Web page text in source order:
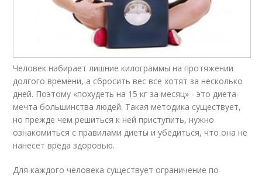
Человек набирает лишние килограммы на протяжении
долгого времени, а сбросить вес все хотят за несколько
дней. Поэтому «похудеть на 15 кг за месяц» - это диета-
мечта большинства людей. Такая методика существует,
но прежде чем решиться к ней приступить, нужно
ознакомиться с правилами диеты и убедиться, что она не
нанесет вреда здоровью.
Для каждого человека существует ограничение по